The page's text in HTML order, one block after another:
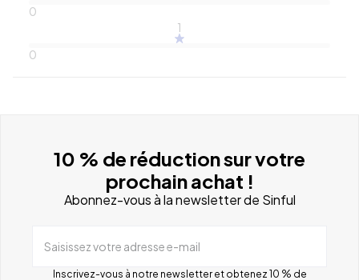
0
1
0
10 % de réduction sur votre
prochain achat !
Abonnez-vous à la newsletter de Sinful
Saisissez votre adresse e-mail
Inscrivez-vous à notre newsletter et obtenez 10 % de